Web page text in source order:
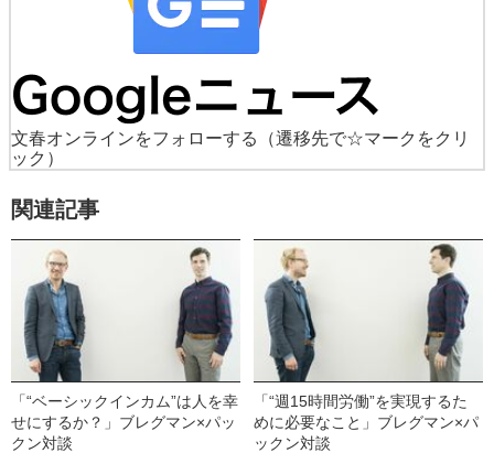
文春オンラインをフォローする
（遷移先で☆マークをクリ
ック）
関連記事
「“ベーシックインカム”は人を幸
せにするか？」ブレグマン×パッ
クン対談
「“週15時間労働”を実現するた
めに必要なこと」ブレグマン×パ
ックン対談